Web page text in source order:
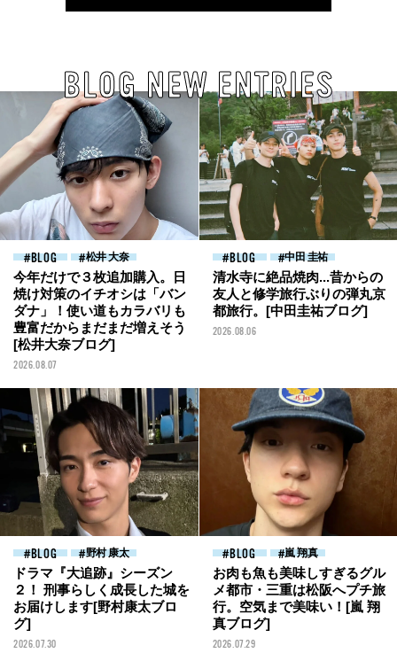
BLOG NEW ENTRIES
BLOG 松井 大奈
今年だけで３枚追加購入。日
焼け対策のイチオシは「バン
ダナ」！使い道もカラバリも
豊富だからまだまだ増えそう
[松井大奈ブログ]
2026.08.07
BLOG 中田 圭祐
清水寺に絶品焼肉...昔からの
友人と修学旅行ぶりの弾丸京
都旅行。[中田圭祐ブログ]
2026.08.06
BLOG 野村 康太
ドラマ『大追跡』シーズン
２！ 刑事らしく成長した城を
お届けします[野村康太ブロ
グ]
2026.07.30
BLOG 嵐 翔真
お肉も魚も美味しすぎるグル
メ都市・三重は松阪へプチ旅
行。空気まで美味い！[嵐 翔
真ブログ]
2026.07.29